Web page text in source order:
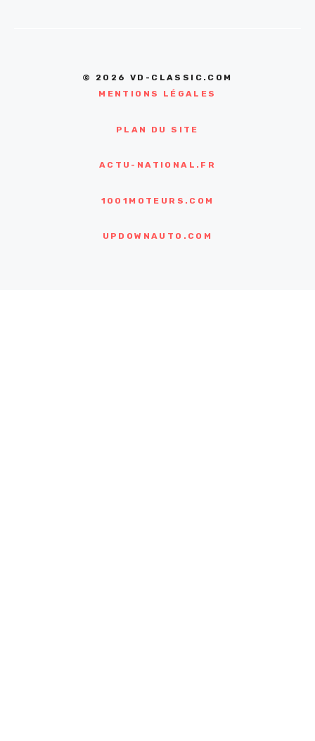
© 2026 VD-CLASSIC.COM
MENTIONS LÉGALES
PLAN DU SITE
ACTU-NATIONAL.FR
1001MOTEURS.COM
UPDOWNAUTO.COM